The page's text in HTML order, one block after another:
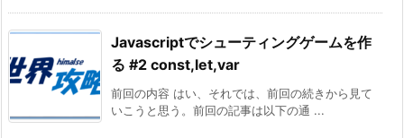
Javascriptでシューティングゲームを作
る #2 const,let,var
前回の内容 はい、それでは、前回の続きから見て
いこうと思う。前回の記事は以下の通 ...